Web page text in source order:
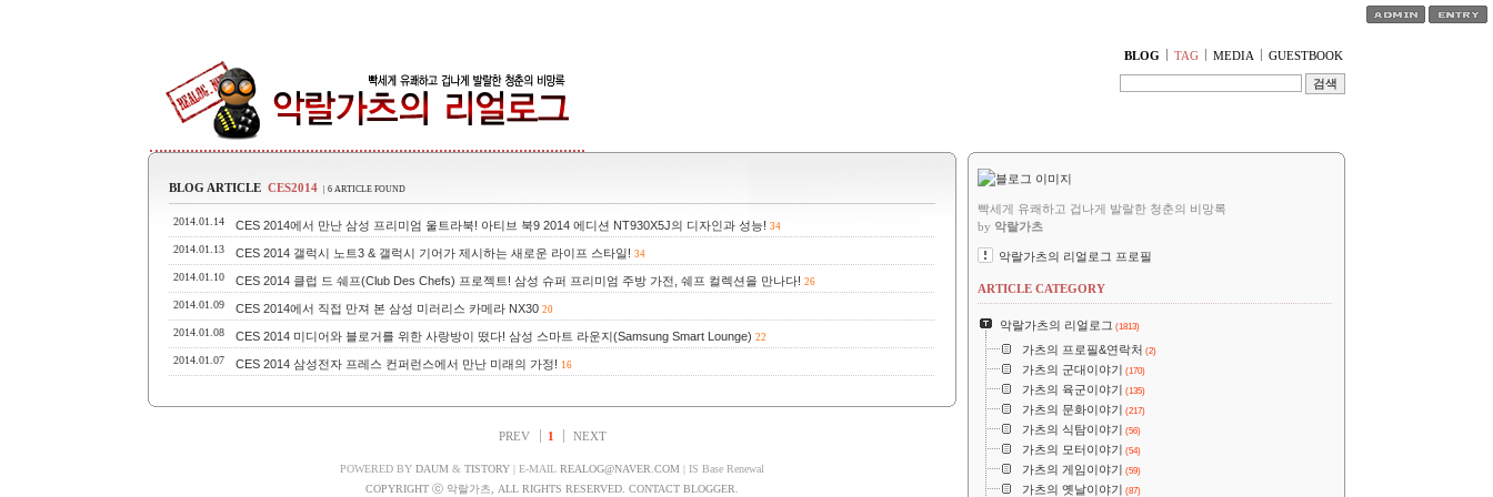
BLOG TAG MEDIA GUESTBOOK
BLOG ARTICLE CES2014 | 6 ARTICLE FOUND
2014.01.14 CES 2014에서 만난 삼성 프리미엄 울트라북! 아티브 북9 2014 에디션 NT930X5J의 디자인과 성능! 34
2014.01.13 CES 2014 갤럭시 노트3 & 갤럭시 기어가 제시하는 새로운 라이프 스타일! 34
2014.01.10 CES 2014 클럽 드 쉐프(Club Des Chefs) 프로젝트! 삼성 슈퍼 프리미엄 주방 가전, 쉐프 컬렉션을 만나다! 26
2014.01.09 CES 2014에서 직접 만져 본 삼성 미러리스 카메라 NX30 20
2014.01.08 CES 2014 미디어와 블로거를 위한 사랑방이 떴다! 삼성 스마트 라운지(Samsung Smart Lounge) 22
2014.01.07 CES 2014 삼성전자 프레스 컨퍼런스에서 만난 미래의 가정! 16
PREV 1 NEXT
POWERED BY DAUM & TISTORY | E-MAIL REALOG@NAVER.COM | IS Base Renewal
COPYRIGHT ⓒ 악랄가츠, ALL RIGHTS RESERVED. CONTACT BLOGGER.
빡세게 유쾌하고 겁나게 발랄한 청춘의 비망록
by 악랄가츠
악랄가츠의 리얼로그 프로필
ARTICLE CATEGORY
악랄가츠의 리얼로그 (1813)
가츠의 프로필&연락처 (2)
가츠의 군대이야기 (170)
가츠의 육군이야기 (135)
가츠의 문화이야기 (217)
가츠의 식탐이야기 (56)
가츠의 모터이야기 (54)
가츠의 게임이야기 (59)
가츠의 옛날이야기 (87)
티스토리툴바